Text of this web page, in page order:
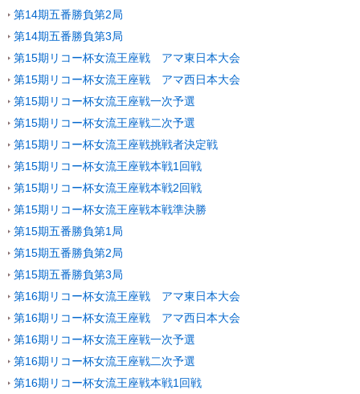
第14期五番勝負第2局
第14期五番勝負第3局
第15期リコー杯女流王座戦 アマ東日本大会
第15期リコー杯女流王座戦 アマ西日本大会
第15期リコー杯女流王座戦一次予選
第15期リコー杯女流王座戦二次予選
第15期リコー杯女流王座戦挑戦者決定戦
第15期リコー杯女流王座戦本戦1回戦
第15期リコー杯女流王座戦本戦2回戦
第15期リコー杯女流王座戦本戦準決勝
第15期五番勝負第1局
第15期五番勝負第2局
第15期五番勝負第3局
第16期リコー杯女流王座戦 アマ東日本大会
第16期リコー杯女流王座戦 アマ西日本大会
第16期リコー杯女流王座戦一次予選
第16期リコー杯女流王座戦二次予選
第16期リコー杯女流王座戦本戦1回戦